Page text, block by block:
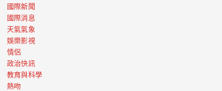
國際新聞
國際消息
天氣氣象
娛樂影視
情侶
政治快訊
教育與科學
熱吻